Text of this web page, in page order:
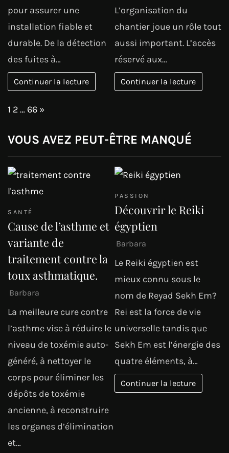
pour assurer une
installation fiable et
durable. De la détection
des fuites à…
Continuer la lecture
L’organisation du
chantier joue un rôle tout
aussi important. L’accès
réservé aux…
Continuer la lecture
Page:
1 2… 66 Next
»
VOUS AVEZ PEUT-ÊTRE MANQUÉ
SANTÉ
Cause de l’asthme et
variante de
traitement contre la
toux asthmatique.
Barbara
La meilleure cure contre
l’asthme vise à réduire le
niveau de toxémie auto-
généré, à nettoyer le
corps pour éliminer les
dépôts de toxémie
ancienne, à reconstruire
les organes d’élimination
et…
PASSION
Découvrir le Reiki
égyptien
Barbara
Le Reiki égyptien est
mieux connu sous le
nom de Reyad Sekh Em?
Rei est la force de vie
universelle tandis que
Sekh Em est l’énergie des
quatre éléments, à…
Continuer la lecture